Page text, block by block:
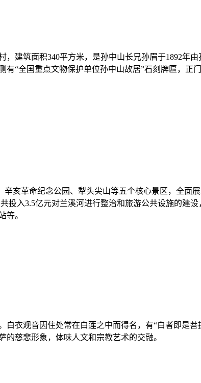
建筑面积340平方米，是孙中山长兄孙眉于1892年
“全国重点文物保护单位孙中山故居”石刻牌匾，正
亥革命纪念公园、犁头尖山等五个核心景区，全面
入3.5亿元对兰溪河进行整治和旅游公共设施的建
等。
衣观音因住处常在白莲之中而得名，有“白者即是
慈悲形象，体味人文和宗教艺术的交融。